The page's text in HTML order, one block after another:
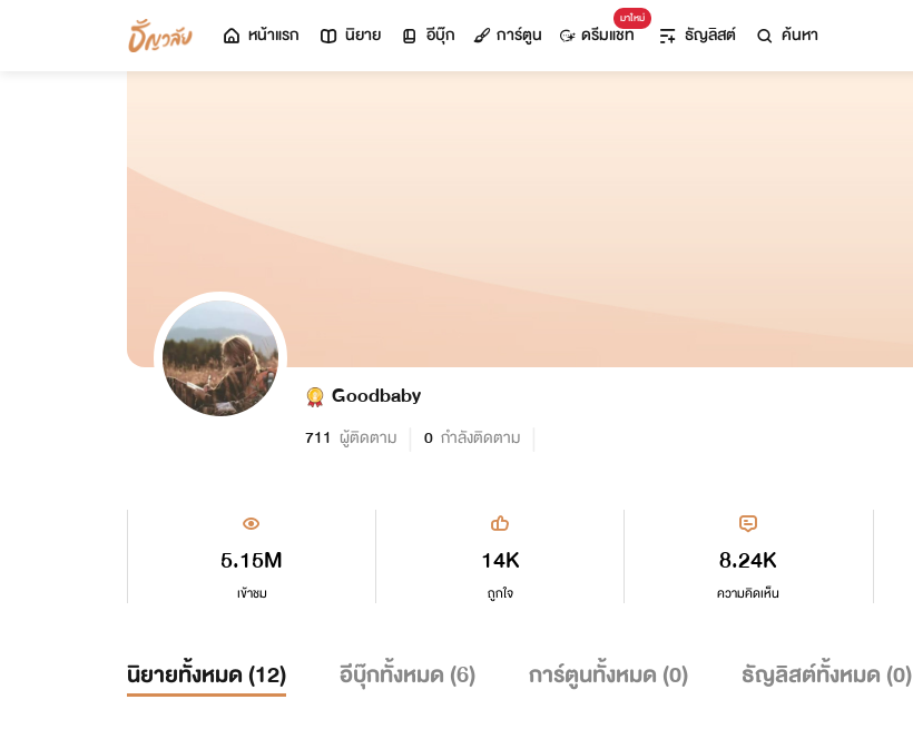
หน้าแรก นิยาย อีบุ๊ก การ์ตูน
มาใหม่
ดรีมแชท ธัญลิสต์ ค้นหา
Goodbaby
711 ผู้ติดตาม 0 กำลังติดตาม
5.15M
เข้าชม
14K
ถูกใจ
8.24K
ความคิดเห็น
นิยายทั้งหมด (12) อีบุ๊กทั้งหมด (6) การ์ตูนทั้งหมด (0) ธัญลิสต์ทั้งหมด (0)